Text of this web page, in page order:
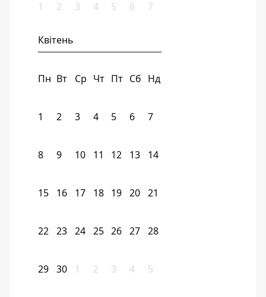
1 2 3 4 5 6 7
Квітень
Пн Вт Ср Чт Пт Сб Нд
1 2 3 4 5 6 7
8 9 10 11 12 13 14
15 16 17 18 19 20 21
22 23 24 25 26 27 28
29 30 1 2 3 4 5